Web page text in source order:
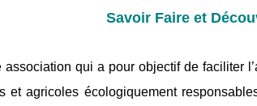
Savoir Faire et
association qui a pour objectif de faciliter
et agricoles écologiquement